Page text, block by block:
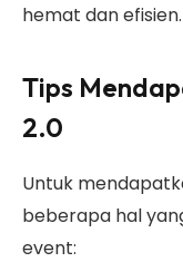
hemat dan efisien.
Tips
2.0
Untuk
beberapa hal
event: